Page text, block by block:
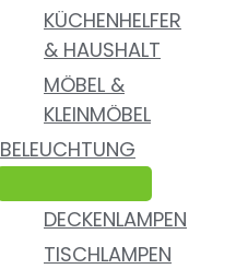
KÜCHENHELFER
& HAUSHALT
MÖBEL &
KLEINMÖBEL
BELEUCHTUNG
DECKENLAMPEN
TISCHLAMPEN